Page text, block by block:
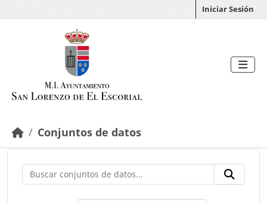
Iniciar Sesión
Conjuntos de datos